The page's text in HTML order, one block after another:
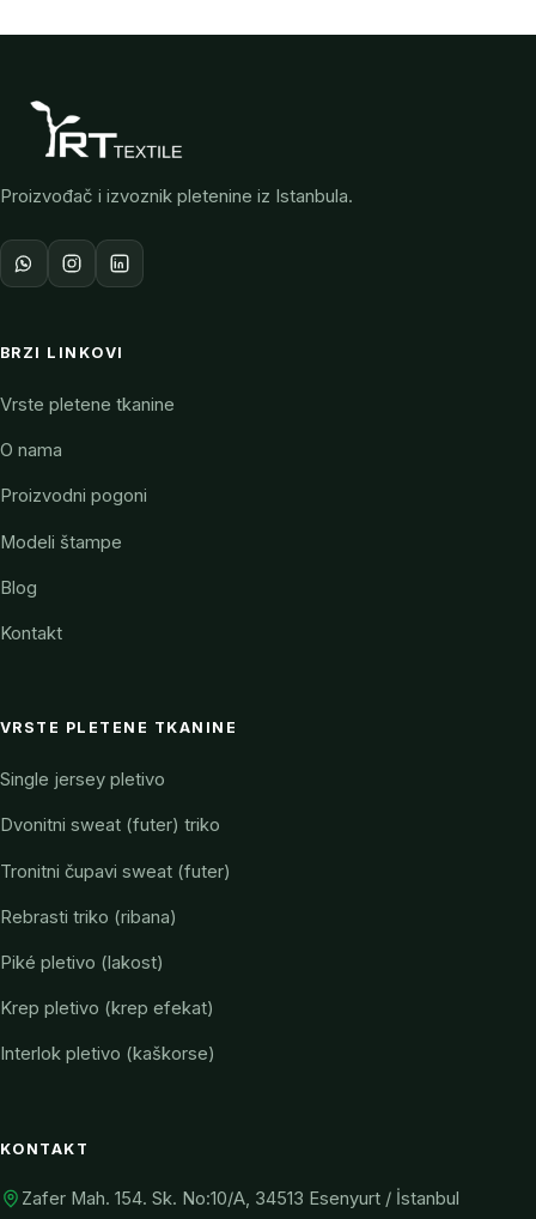
Proizvođač i izvoznik pletenine iz Istanbula.
BRZI LINKOVI
Vrste pletene tkanine
O nama
Proizvodni pogoni
Modeli štampe
Blog
Kontakt
VRSTE PLETENE TKANINE
Single jersey pletivo
Dvonitni sweat (futer) triko
Tronitni čupavi sweat (futer)
Rebrasti triko (ribana)
Piké pletivo (lakost)
Krep pletivo (krep efekat)
Interlok pletivo (kaškorse)
KONTAKT
Zafer Mah. 154. Sk. No:10/A, 34513 Esenyurt / İstanbul